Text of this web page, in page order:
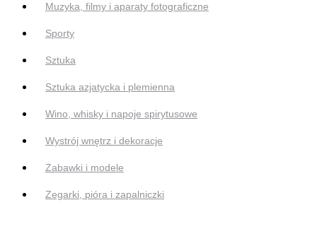
Muzyka, filmy i aparaty fotograficzne
Sporty
Sztuka
Sztuka azjatycka i plemienna
Wino, whisky i napoje spirytusowe
Wystrój wnętrz i dekoracje
Zabawki i modele
Zegarki, pióra i zapalniczki